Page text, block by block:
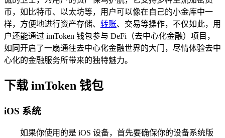
币，如比特币、以太坊等，用户可以像在自己的小金库中一
样，方便地进行资产存储、 转账、交易等操作，不仅如此，用
户还能通过 imToken 钱包参与 DeFi（去中心化金融）项目，
如同开启了一扇通往去中心化金融世界的大门，尽情体验去中
心化的金融服务所带来的独特魅力。
下载 imToken 钱包
iOS 系统
如果你使用的是 iOS 设备，首先要确保你的设备系统版